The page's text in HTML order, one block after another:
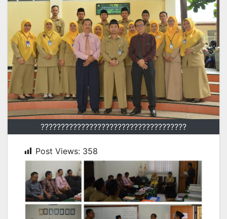
????????????????????????????????????
Post Views: 358